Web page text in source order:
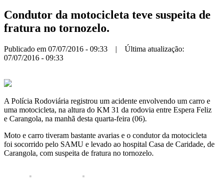
Condutor da motocicleta teve suspeita de
fratura no tornozelo.
Publicado em 07/07/2016 - 09:33 | Última atualização:
07/07/2016 - 09:33
A Polícia Rodoviária registrou um acidente envolvendo um carro e
uma motocicleta, na altura do KM 31 da rodovia entre Espera Feliz
e Carangola, na manhã desta quarta-feira (06).
Moto e carro tiveram bastante avarias e o condutor da motocicleta
foi socorrido pelo SAMU e levado ao hospital Casa de Caridade, de
Carangola, com suspeita de fratura no tornozelo.